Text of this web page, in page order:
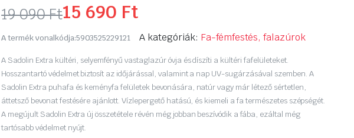
19 090Ft
Original
price
was:
19
090 Ft.
15 690 Ft
Current
price
is:
15
690 Ft.
A termék vonalkódja:5903525229121 A kategóriák: Fa-fémfestés, falazúrok
A Sadolin Extra kültéri, selyemfényű vastaglazúr óvja és díszíti a kültéri fafelületeket.
Hosszantartó védelmet biztosít az időjárással, valamint a nap UV-sugárzásával szemben. A
Sadolin Extra puhafa és keményfa felületek bevonására, natúr vagy már létező sértetlen,
áttetsző bevonat festésére ajánlott. Vízlepergető hatású, és kiemeli a fa természetes szépségét.
A megújult Sadolin Extra új összetétele révén még jobban beszívódik a fába, ezáltal még
tartósabb védelmet nyújt.